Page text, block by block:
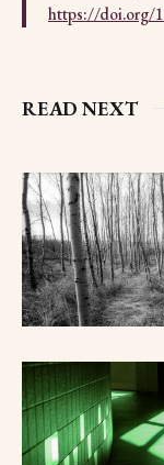
https://doi.org/
READ NEXT